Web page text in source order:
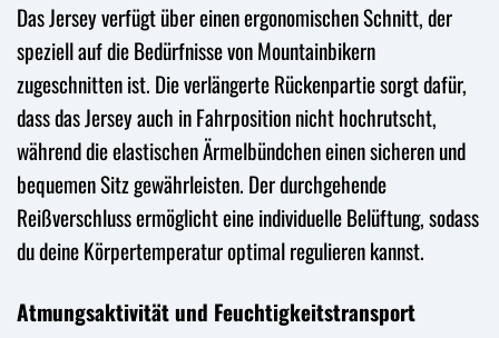
Das Jersey verfügt über einen ergonomischen Schnitt, der
speziell auf die Bedürfnisse von Mountainbikern
zugeschnitten ist. Die verlängerte Rückenpartie sorgt dafür,
dass das Jersey auch in Fahrposition nicht hochrutscht,
während die elastischen Ärmelbündchen einen sicheren und
bequemen Sitz gewährleisten. Der durchgehende
Reißverschluss ermöglicht eine individuelle Belüftung, sodass
du deine Körpertemperatur optimal regulieren kannst.
Atmungsaktivität und Feuchtigkeitstransport